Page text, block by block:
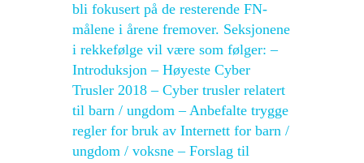
bli fokusert på de resterende FN-
målene i årene fremover. Seksjonene
i rekkefølge vil være som følger: –
Introduksjon – Høyeste Cyber ​​
Trusler 2018 – Cyber ​​trusler relatert
til barn / ungdom – Anbefalte trygge
regler for bruk av Internett for barn /
ungdom / voksne – Forslag til